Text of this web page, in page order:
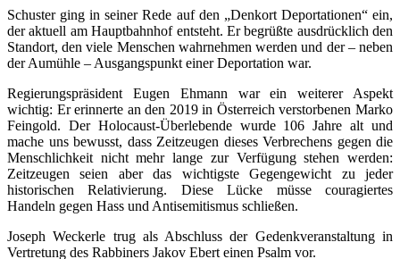
Schuster ging in seiner Rede auf den „Denkort Deportationen“ ein,
der aktuell am Hauptbahnhof entsteht. Er begrüßte ausdrücklich den
Standort, den viele Menschen wahrnehmen werden und der – neben
der Aumühle – Ausgangspunkt einer Deportation war.
Regierungspräsident Eugen Ehmann war ein weiterer Aspekt
wichtig: Er erinnerte an den 2019 in Österreich verstorbenen Marko
Feingold. Der Holocaust-Überlebende wurde 106 Jahre alt und
mache uns bewusst, dass Zeitzeugen dieses Verbrechens gegen die
Menschlichkeit nicht mehr lange zur Verfügung stehen werden:
Zeitzeugen seien aber das wichtigste Gegengewicht zu jeder
historischen Relativierung. Diese Lücke müsse couragiertes
Handeln gegen Hass und Antisemitismus schließen.
Joseph Weckerle trug als Abschluss der Gedenkveranstaltung in
Vertretung des Rabbiners Jakov Ebert einen Psalm vor.